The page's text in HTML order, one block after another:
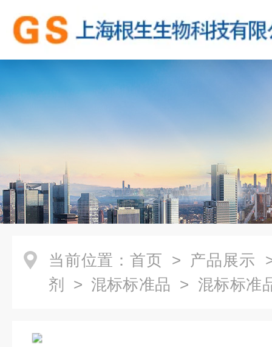
当前位置： 首页 > 产品展示
剂
> 混标标准品 > 混标标准